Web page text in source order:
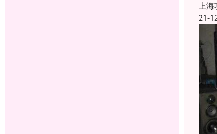
上海
21-